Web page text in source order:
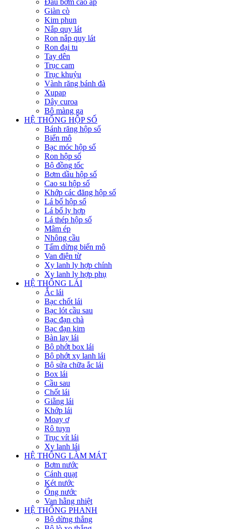
Đầu bơm cao áp
Giàn cò
Kim phun
Nắp quy lát
Ron nắp quy lát
Ron đại tu
Tay dên
Trục cam
Trục khuỷu
Vành răng bánh đà
Xupap
Dây curoa
Bộ màng ga
HỆ THỐNG HỘP SỐ
Bánh răng hộp số
Biến mô
Bạc móc hộp số
Ron hộp số
Bộ đồng tốc
Bơm dầu hộp số
Cao su hộp số
Khớp các đăng hộp số
Lá bố hộp số
Lá bố ly hợp
Lá thép hộp số
Mâm ép
Nhông cầu
Tấm dừng biến mô
Van điện từ
Xy lanh ly hợp chính
Xy lanh ly hợp phụ
HỆ THỐNG LÁI
Ắc lái
Bạc chốt lái
Bạc lót cầu sau
Bạc đạn chà
Bạc đạn kim
Bàn lay lái
Bộ phớt box lái
Bộ phớt xy lanh lái
Bộ sửa chữa ắc lái
Box lái
Cầu sau
Chốt lái
Giằng lái
Khớp lái
Moay ơ
Rô tuyn
Trục vít lái
Xy lanh lái
HỆ THỐNG LÀM MÁT
Bơm nước
Cánh quạt
Két nước
Ống nước
Van hằng nhiệt
HỆ THỐNG PHANH
Bộ dừng thắng